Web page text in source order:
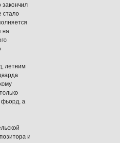
закончил
стало
на
летним
фьорд, а
и